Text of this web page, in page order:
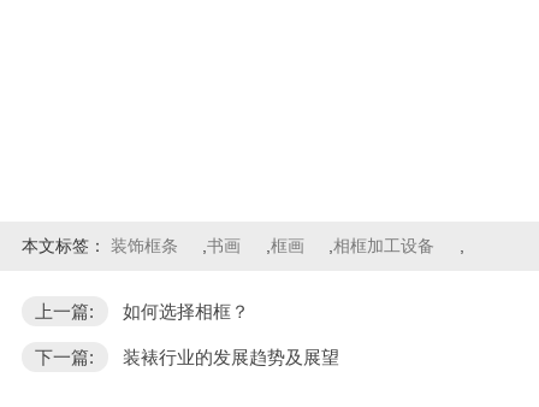
本文标签： 装饰框条 ,书画 框画 ,相框加工设备
上一篇: 如何选择相框？
下一篇: 装裱行业的发展趋势及展望